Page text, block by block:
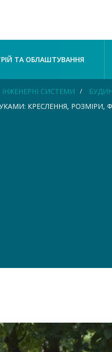
ТА ОБЛАШТУВАННЯ
СИСТЕМИ
КРЕСЛЕННЯ, РОЗМІРИ,